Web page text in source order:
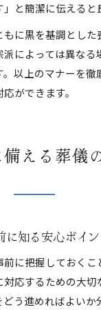
」と簡潔に伝えると
に黒を基調とした
によっては異なる
以上のマナーを徹
ができます。
える葬儀
知る安心ポイン
に把握しておくこ
応するための大切
う進めればよいか